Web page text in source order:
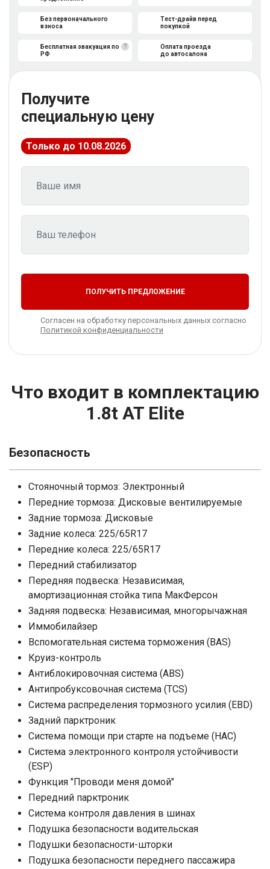
Без первоначального
взноса
Тест-драйв перед
покупкой
?
Бесплатная эвакуация по
РФ
Оплата проезда
до автосалона
Получите
специальную цену
Только до 10.08.2026
ПОЛУЧИТЬ ПРЕДЛОЖЕНИЕ
Согласен на обработку персональных данных согласно
Политикой конфиденциальности
Что входит в комплектацию
1.8t AT Elite
Безопасность
Стояночный тормоз: Электронный
Передние тормоза: Дисковые вентилируемые
Задние тормоза: Дисковые
Задние колеса: 225/65R17
Передние колеса: 225/65R17
Передний стабилизатор
Передняя подвеска: Независимая,
амортизационная стойка типа МакФерсон
Задняя подвеска: Независимая, многорычажная
Иммобилайзер
Вспомогательная система торможения (BAS)
Круиз-контроль
Антиблокировочная система (ABS)
Антипробуксовочная система (TCS)
Система распределения тормозного усилия (EBD)
Задний парктроник
Система помощи при старте на подъеме (HAC)
Система электронного контроля устойчивости
(ESP)
Функция "Проводи меня домой"
Передний парктроник
Система контроля давления в шинах
Подушка безопасности водительская
Подушки безопасности-шторки
Подушка безопасности переднего пассажира